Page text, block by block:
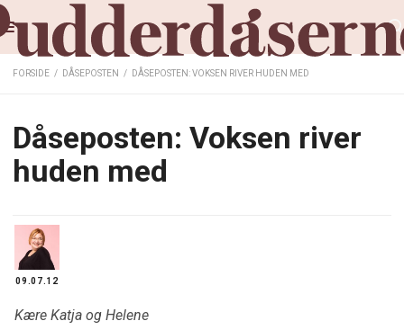
FORSIDE / DÅSEPOSTEN / DÅSEPOSTEN: VOKSEN RIVER HUDEN MED
Dåseposten: Voksen river
huden med
09.07.12
Kære Katja og Helene